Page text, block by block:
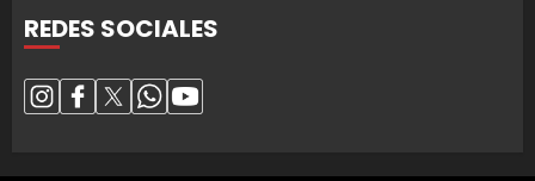
REDES SOCIALES